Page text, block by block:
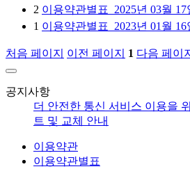
2 이용약관별표_2025년 03월 17
1 이용약관별표_2023년 01월 16
처음 페이지 이전 페이지 1 다음 페이지
공지사항
더 안전한 통신 서비스 이용을
트 및 교체 안내
이용약관
이용약관별표